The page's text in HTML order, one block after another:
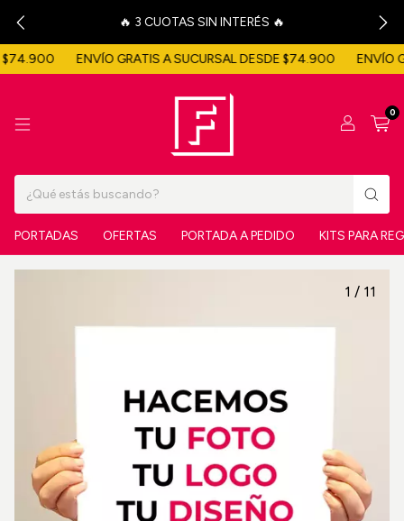
🔥 3 CUOTAS SIN INTERÉS 🔥
ENVÍO GRATIS A SUCURSAL DESDE $74.900 ENVÍO
0
PORTADAS OFERTAS PORTADA A PEDIDO KITS PARA
1 / 11